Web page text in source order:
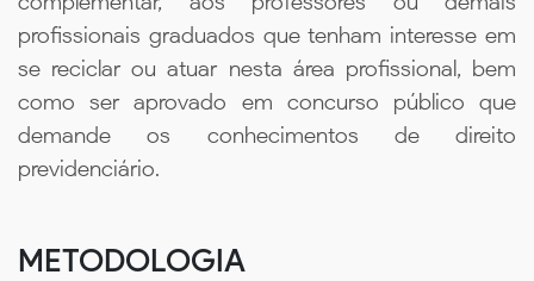
profissionais graduados que tenham interesse em
se reciclar ou atuar nesta área profissional, bem
como ser aprovado em concurso público que
demande os conhecimentos de direito
previdenciário.
METODOLOGIA